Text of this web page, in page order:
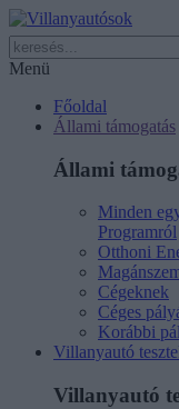
Menü
Főoldal
Állami támogatás
Állami
Minden
Programról
Otthoni
Cégeknek
Céges
Korábbi
Villanyautó
Villanyautó